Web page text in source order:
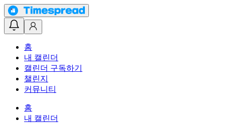
홈
내 캘린더
캘린더 구독하기
챌린지
커뮤니티
홈
내 캘린더